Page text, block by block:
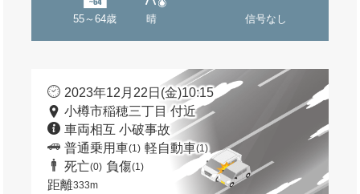
55～64歳 晴 信号なし
2023年12月22日(金)10:15
小樽市稲穂三丁目 付近
車両相互 小破事故
普通乗用車(1) 軽自動車(1)
死亡(0) 負傷(1)
距離333m